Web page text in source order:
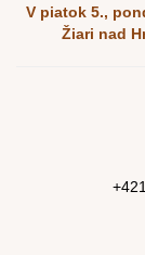
V piatok 5.,
Žiari nad
+421